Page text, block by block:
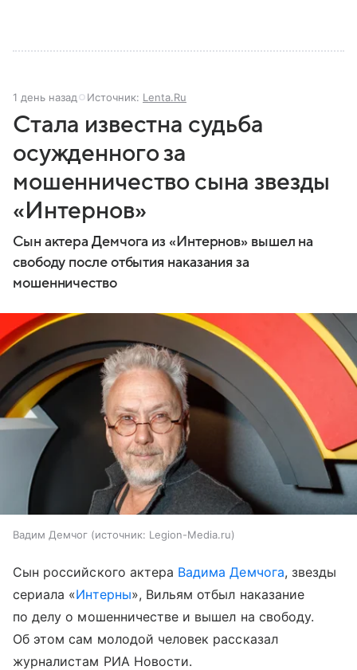
1 день назад Источник: Lenta.Ru
Стала известна судьба
осужденного за
мошенничество сына звезды
«Интернов»
Сын актера Демчога из «Интернов» вышел на
свободу после отбытия наказания за
мошенничество
Вадим Демчог источник: Legion-Media.ru
Сын российского актера Вадима Демчога, звезды
сериала «Интерны», Вильям отбыл наказание
по делу о мошенничестве и вышел на свободу.
Об этом сам молодой человек рассказал
журналистам РИА Новости.